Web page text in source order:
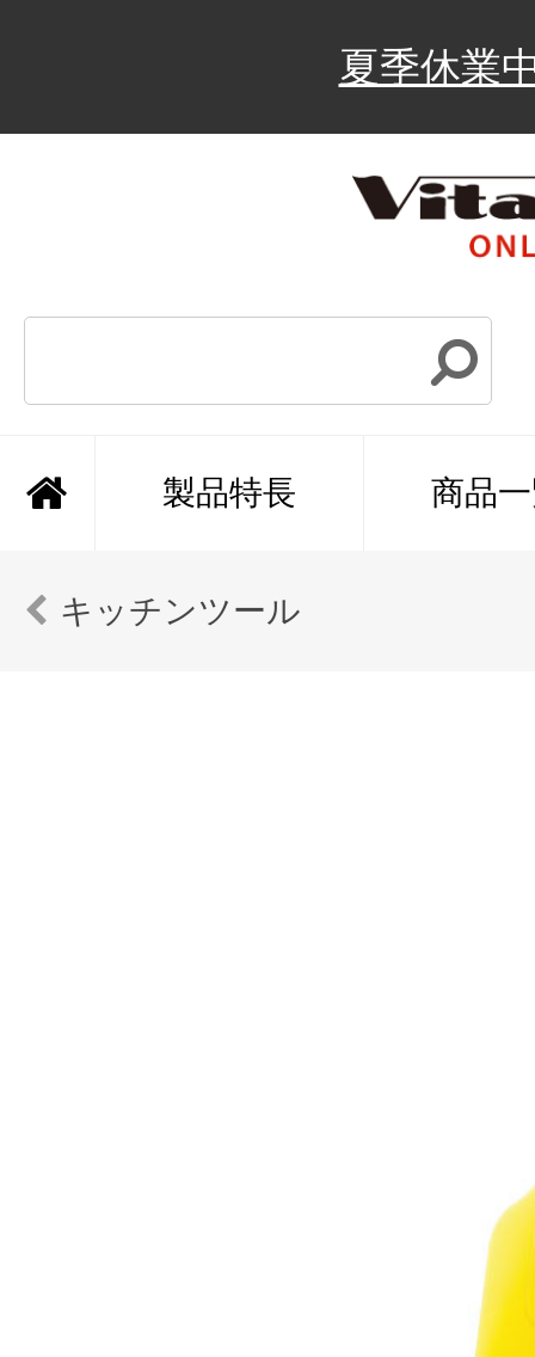
夏季休業
製品特長 商品
キッチンツール